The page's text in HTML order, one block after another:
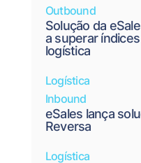
Outbound
Solução da
a superar
logística
Logística
Inbound
eSales lança
Reversa
Logística